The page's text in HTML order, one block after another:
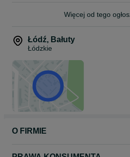
Rejestracja Gdynia , właściciel
Więcej od tego
Łódź, Bałuty
Łódzkie
O FIRMIE